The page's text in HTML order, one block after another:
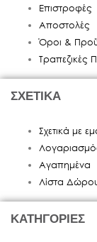
Επιστροφές
Αποστολές
Όροι &
Τραπεζικές
ΣΧΕΤΙΚΑ
Σχετικά με
Αγαπημένα
Λίστα
ΚΑΤΗΓΟΡΙΕΣ